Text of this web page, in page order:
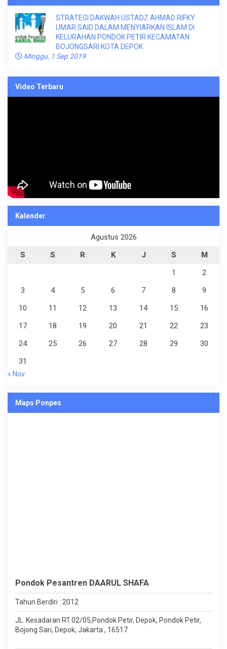
STRATEGI DAKWAH USTADZ AHMAD RIFKY
UMAR SAID DALAM MENYIARKAN ISLAM DI
KELURAHAN PONDOK PETIR KECAMATAN
BOJONGSARI KOTA DEPOK
Minggu, 1 Sep 2019
Video Terbaru
Kalender
Agustus 2026
S
S R K J S
M
1
2
3
4 5 6 7 8
9
10
11 12 13 14 15
16
17
18 19 20 21 22
23
24
25 26 27 28 29
30
31
« Nov
Maps Ponpes
Pondok Pesantren DAARUL SHAFA
Tahun Berdiri : 2012
JL. Kesadaran RT.02/05,Pondok Petir, Depok, Pondok Petir,
Bojong Sari, Depok, Jakarta , 16517